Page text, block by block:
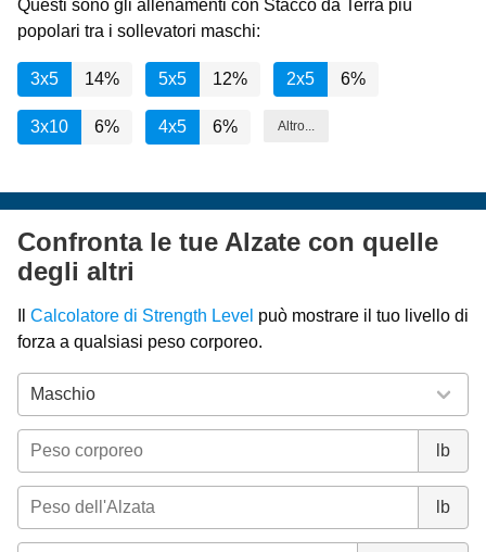
Questi sono gli allenamenti con Stacco da Terra più
popolari tra i sollevatori maschi:
3x5 14% 5x5 12% 2x5 6%
3x10 6% 4x5 6% Altro...
Confronta le tue Alzate con quelle
degli altri
Calcolatore di Strength Level può mostrare il tuo livello di
forza a qualsiasi peso corporeo.
lb
lb